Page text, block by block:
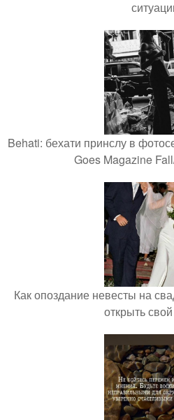
Behati: бехати принслу в
Goes Magazine
Как опоздание невесты на
открыть